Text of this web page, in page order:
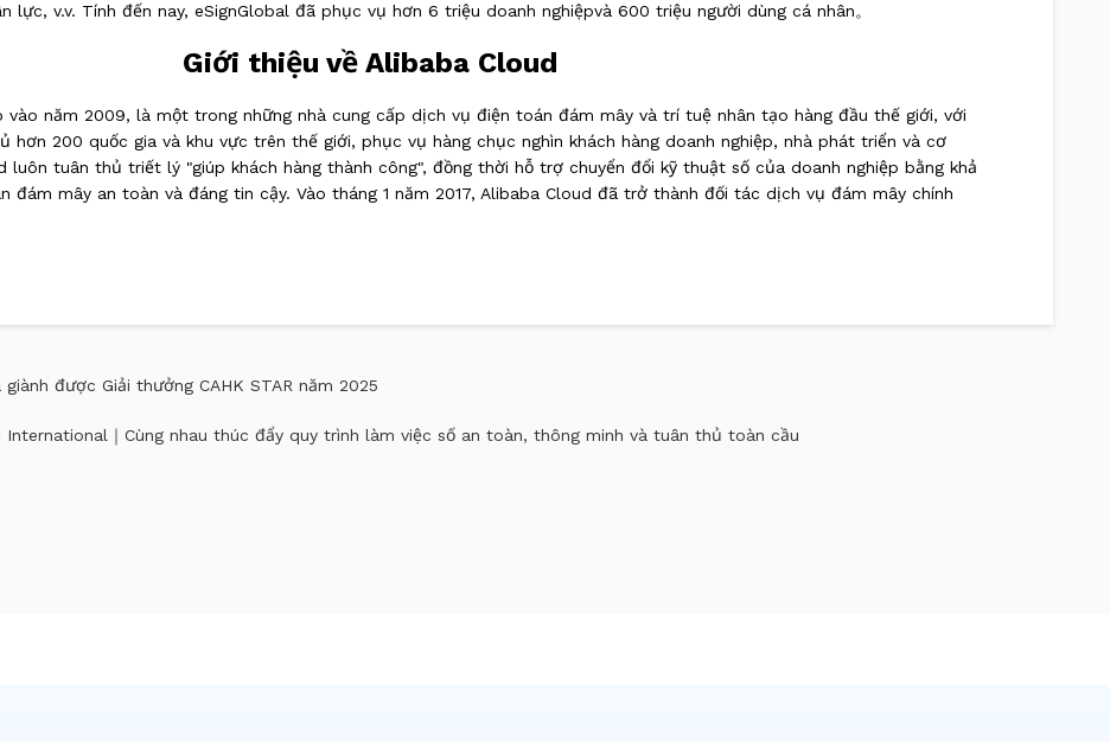
lực, v.v. Tính đến nay, eSignGlobal đã phục vụ hơn 6 triệu doanh nghiệpvà 600 triệu người dùng cá nhân。
Giới thiệu về Alibaba Cloud
vào năm 2009, là một trong những nhà cung cấp dịch vụ điện toán đám mây và trí tuệ nhân tạo hàng đầu thế giới, với
hơn 200 quốc gia và khu vực trên thế giới, phục vụ hàng chục nghìn khách hàng doanh nghiệp, nhà phát triển và cơ
luôn tuân thủ triết lý "giúp khách hàng thành công", đồng thời hỗ trợ chuyển đổi kỹ thuật số của doanh nghiệp bằng khả
đám mây an toàn và đáng tin cậy. Vào tháng 1 năm 2017, Alibaba Cloud đã trở thành đối tác dịch vụ đám mây chính
được Giải thưởng CAHK STAR năm 2025
International｜Cùng nhau thúc đẩy quy trình làm việc số an toàn, thông minh và tuân thủ toàn cầu